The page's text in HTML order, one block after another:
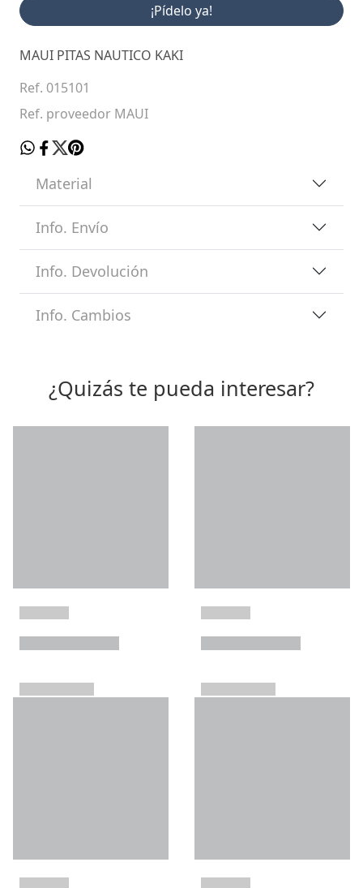
¡Pídelo ya!
MAUI PITAS NAUTICO KAKI
Ref. 015101
Ref. proveedor MAUI
Material
Info. Envío
Info. Devolución
Info. Cambios
¿Quizás te pueda interesar?